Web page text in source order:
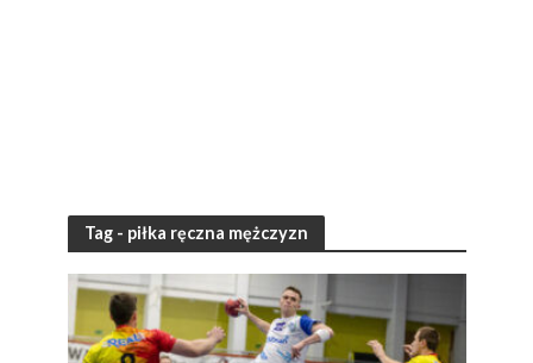
Tag - piłka ręczna mężczyzn